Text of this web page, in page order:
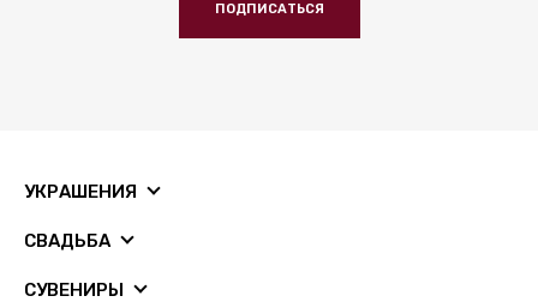
ПОДПИСАТЬСЯ
УКРАШЕНИЯ
СВАДЬБА
СУВЕНИРЫ